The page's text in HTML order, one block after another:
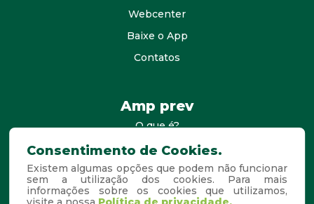
Webcenter
Baixe o App
Contatos
Amp prev
O que é?
consultores
Agende Sua Visita
Perguntas Frequentes
Consentimento de Cookies.
Existem algumas opções que podem não funcionar
sem a utilização dos cookies. Para mais
informações sobre os cookies que utilizamos,